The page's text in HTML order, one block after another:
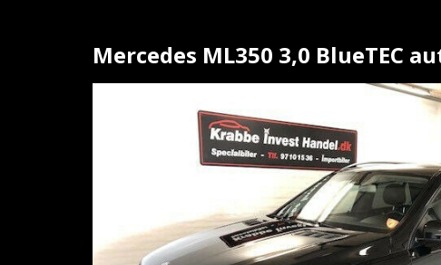
Mercedes ML350 3,0 BlueTEC